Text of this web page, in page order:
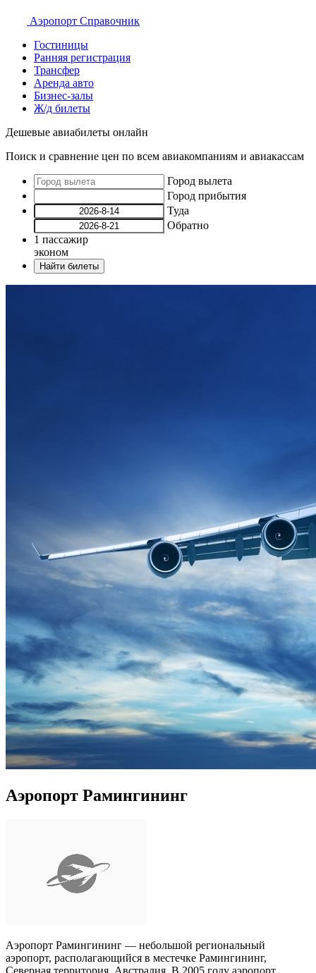
Аэропорт Справочник
Гостиницы
Ранняя регистрация
Трансфер
Аренда авто
Бизнес-залы
Ж/д билеты
Дешевые авиабилеты онлайн
Поиск и сравнение цен по всем авиакомпаниям и авиакассам
Город вылета
Город прибытия
Туда
Обратно
1 пассажир
эконом
Найти билеты
Аэропорт Рамингининг
Аэропорт Рамингининг — небольшой региональный
аэропорт, располагающийся в местечке Рамингининг,
Северная территория, Австралия. В 2005 году аэропорт